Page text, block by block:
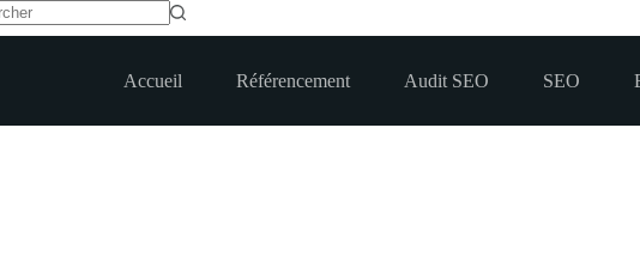
Accueil
Référencement Audit SEO SEO